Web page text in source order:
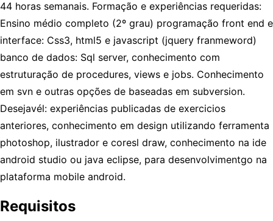
44 horas semanais. Formação e experiências requeridas:
Ensino médio completo (2º grau) programação front end e
interface: Css3, html5 e javascript (jquery franmeword)
banco de dados: Sql server, conhecimento com
estruturação de procedures, views e jobs. Conhecimento
em svn e outras opções de baseadas em subversion.
Desejavél: experiências publicadas de exercicios
anteriores, conhecimento em design utilizando ferramenta
photoshop, ilustrador e coresl draw, conhecimento na ide
android studio ou java eclipse, para desenvolvimentgo na
plataforma mobile android.
Requisitos